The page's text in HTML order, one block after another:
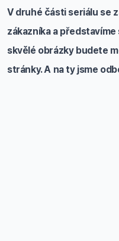
V druhé části seriálu se
zákazníka a
skvělé obrázky budete
stránky. A na ty jsme